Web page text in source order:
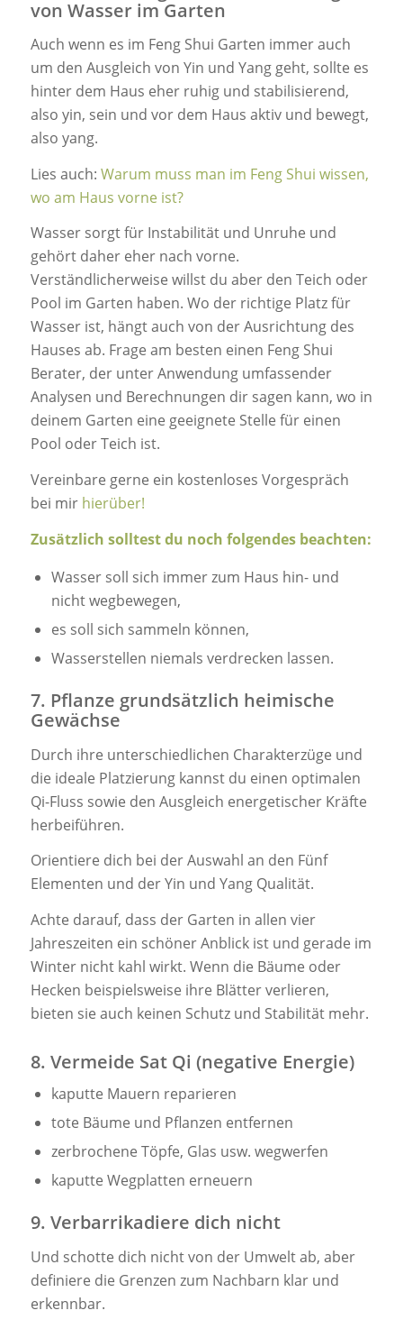
von Wasser im Garten
Auch wenn es im Feng Shui Garten immer auch
um den Ausgleich von Yin und Yang geht, sollte es
hinter dem Haus eher ruhig und stabilisierend,
also yin, sein und vor dem Haus aktiv und bewegt,
also yang.
Lies auch: Warum muss man im Feng Shui wissen,
wo am Haus vorne ist?
Wasser sorgt für Instabilität und Unruhe und
gehört daher eher nach vorne.
Verständlicherweise willst du aber den Teich oder
Pool im Garten haben. Wo der richtige Platz für
Wasser ist, hängt auch von der Ausrichtung des
Hauses ab. Frage am besten einen Feng Shui
Berater, der unter Anwendung umfassender
Analysen und Berechnungen dir sagen kann, wo in
deinem Garten eine geeignete Stelle für einen
Pool oder Teich ist.
Vereinbare gerne ein kostenloses Vorgespräch
bei mir hierüber!
Zusätzlich solltest du noch folgendes beachten:
Wasser soll sich immer zum Haus hin- und
nicht wegbewegen,
es soll sich sammeln können,
Wasserstellen niemals verdrecken lassen.
7. Pflanze grundsätzlich heimische
Gewächse
Durch ihre unterschiedlichen Charakterzüge und
die ideale Platzierung kannst du einen optimalen
Qi-Fluss sowie den Ausgleich energetischer Kräfte
herbeiführen.
Orientiere dich bei der Auswahl an den Fünf
Elementen und der Yin und Yang Qualität.
Achte darauf, dass der Garten in allen vier
Jahreszeiten ein schöner Anblick ist und gerade im
Winter nicht kahl wirkt. Wenn die Bäume oder
Hecken beispielsweise ihre Blätter verlieren,
bieten sie auch keinen Schutz und Stabilität mehr.
8. Vermeide Sat Qi (negative Energie)
kaputte Mauern reparieren
tote Bäume und Pflanzen entfernen
zerbrochene Töpfe, Glas usw. wegwerfen
kaputte Wegplatten erneuern
9. Verbarrikadiere dich nicht
Und schotte dich nicht von der Umwelt ab, aber
definiere die Grenzen zum Nachbarn klar und
erkennbar.